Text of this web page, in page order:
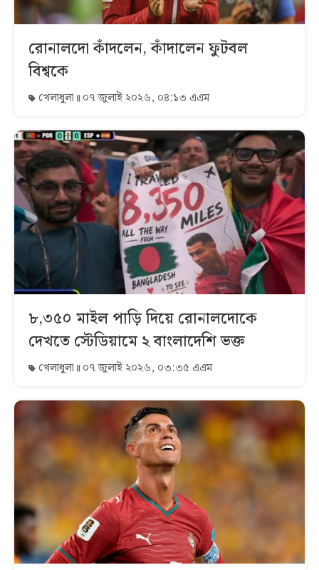
রোনালদো কাঁদলেন, কাঁদালেন ফুটবল
বিশ্বকে
খেলাধুলা ০৭ জুলাই ২০২৬, ০৪:১৩ এএম
৮,৩৫০ মাইল পাড়ি দিয়ে রোনালদোকে
দেখতে স্টেডিয়ামে ২ বাংলাদেশি ভক্ত
খেলাধুলা ০৭ জুলাই ২০২৬, ০৩:৩৫ এএম